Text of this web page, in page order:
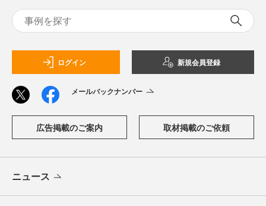
ログイン 新規会員登録
メールバックナンバー
広告掲載のご案内 取材掲載のご依頼
ニュース